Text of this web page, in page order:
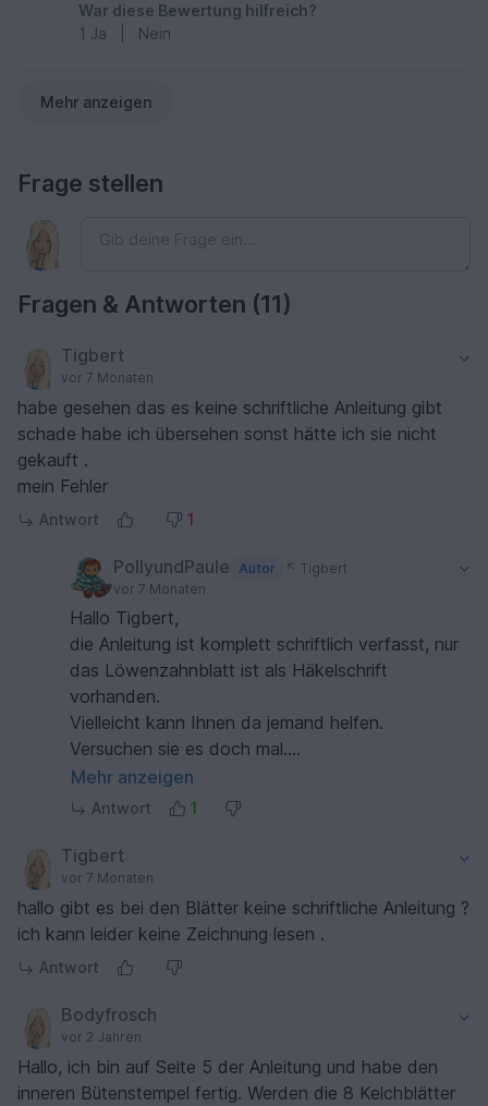
War diese Bewertung hilfreich?
1 Ja Nein
Mehr anzeigen
Frage stellen
Fragen & Antworten (11)
Tigbert
vor 7 Monaten
habe gesehen das es keine schriftliche Anleitung gibt
schade habe ich übersehen sonst hätte ich sie nicht
gekauft .
mein Fehler
Antwort 1
PollyundPaule Autor
Tigbert
vor 7 Monaten
Hallo Tigbert,
die Anleitung ist komplett schriftlich verfasst, nur
das Löwenzahnblatt ist als Häkelschrift
vorhanden.
Vielleicht kann Ihnen da jemand helfen.
Versuchen sie es doch mal.
LG
Mehr anzeigen
Antwort 1
Tigbert
vor 7 Monaten
hallo gibt es bei den Blätter keine schriftliche Anleitung ?
ich kann leider keine Zeichnung lesen .
Antwort
Bodyfrosch
vor 2 Jahren
Hallo, ich bin auf Seite 5 der Anleitung und habe den
inneren Bütenstempel fertig. Werden die 8 Kelchblätter